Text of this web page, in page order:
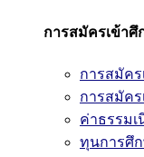
การสมัครเข้าศึ
การสมัค
การสมัค
ค่าธรรม
ทุนการศึ